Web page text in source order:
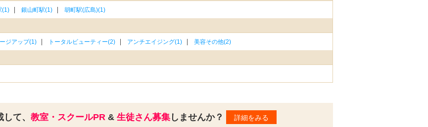
(1) 銀山町駅(1) 胡町駅(広島)(1)
ジアップ(1) トータルビューティー(2) アンチエイジング(1) 美容その他(2)
て、 教室・スクールPR& 生徒さん募集しませんか？ 詳細をみる